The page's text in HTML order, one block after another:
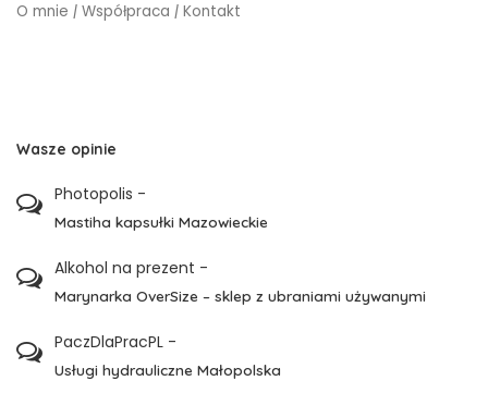
O mnie | Współpraca | Kontakt
Wasze opinie
Photopolis -
Mastiha kapsułki Mazowieckie
Alkohol na prezent -
Marynarka OverSize – sklep z ubraniami używanymi
PaczDlaPracPL -
Usługi hydrauliczne Małopolska